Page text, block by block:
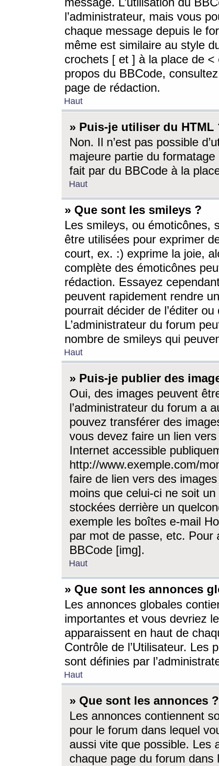
l’administrateur, mais vous
chaque message depuis le
même est similaire au style
crochets [ et ] à la place de <
propos du BBCode,
page de rédaction.
Haut
» Puis-je utiliser du HTML
Non. Il n’est pas possible
majeure partie du
fait par du BBCode à la
Haut
» Que sont les smileys ?
Les smileys, ou émoticônes,
être utilisées pour exprimer
court, ex. :) exprime la joie,
complète des émoticônes
rédaction. Essayez
peuvent rapidement rendre
pourrait décider de l’éditer
L’administrateur du forum
nombre de smileys qui
Haut
» Puis-je publier des
Oui, des images peuvent
l’administrateur du forum a
pouvez transférer des
vous devez faire un lien
Internet accessible
http://www.exemple.com/
faire de lien vers des
moins que celui-ci ne soit
stockées derrière un
exemple les boîtes e-mail
par mot de passe, etc. Pour
BBCode [img].
Haut
» Que sont les annonces
Les annonces globales
importantes et vous devriez
apparaissent en haut de
Contrôle de l’Utilisateur. Les
sont définies par
Haut
» Que sont les annonces ?
Les annonces contiennent
pour le forum dans lequel
aussi vite que possible. Les
chaque page du forum dans